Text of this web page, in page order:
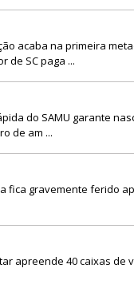
acaba na primeira
de SC paga ...
do SAMU garante
de am ...
fica gravemente ferido
apreende 40 caixas de